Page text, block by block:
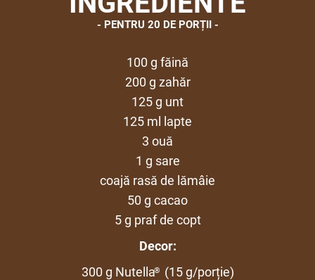
PENTRU 20 DE PORȚII
100 g făină
200 g zahăr
125 g unt
125 ml lapte
3 ouă
1 g sare
coajă rasă de lămâie
50 g cacao
5 g praf de copt
Decor:
300 g Nutella® (15 g/porție)